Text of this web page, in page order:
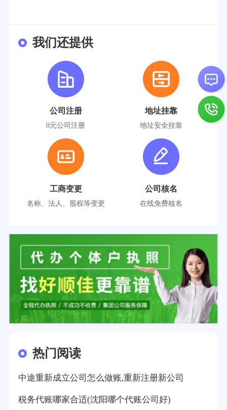
我们还提供
公司注册
0元公司注册
地址挂靠
地址安全挂靠
工商变更
名称、法人、股权等变更
公司核名
在线免费核名
热门阅读
中途重新成立公司怎么做账,重新注册新公司
税务代账哪家合适(沈阳哪个代账公司好)